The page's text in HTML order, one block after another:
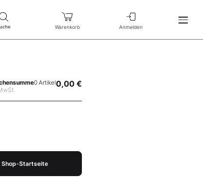
Warenkorb Anmelden
0 Artikel0,00 €
Shop-Startseite